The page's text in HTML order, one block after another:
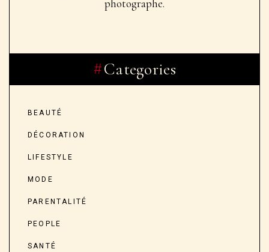
photographe.
Categories
BEAUTÉ
DÉCORATION
LIFESTYLE
MODE
PARENTALITÉ
PEOPLE
SANTÉ